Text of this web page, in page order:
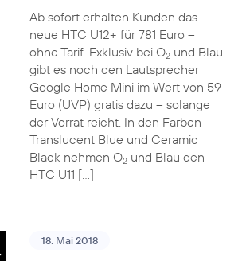
Ab sofort erhalten Kunden das
neue HTC U12+ für 781 Euro –
ohne Tarif. Exklusiv bei O2und Blau
gibt es noch den Lautsprecher
Google Home Mini im Wert von 59
Euro (UVP) gratis dazu – solange
der Vorrat reicht. In den Farben
Translucent Blue und Ceramic
Black nehmen O2und Blau den
HTC U11 […]
18. Mai 2018